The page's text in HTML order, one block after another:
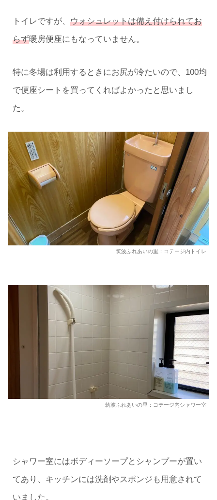
トイレですが、 ウォシュレットは備え付けられてお
らず暖房便座にもなっていません。
特に冬場は利用するときにお尻が冷たいので、100均
で便座シートを買ってくればよかったと思いまし
た。
筑波ふれあいの里：コテージ内トイレ
筑波ふれあいの里：コテージ内シャワー室
シャワー室にはボディーソープとシャンプーが置い
てあり、キッチンには洗剤やスポンジも用意されて
いました。